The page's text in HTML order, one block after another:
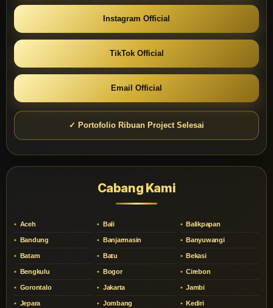
Instagram Official
TikTok Official
Email Official
✓ Portofolio Ribuan Project Selesai
Cabang Kami
Aceh Bali Balikpapan
Bandung Banjarmasin Banyuwangi
Batam Batu Bekasi
Bengkulu Bogor Cirebon
Gorontalo Jakarta Jambi
Jepara Jombang Kediri